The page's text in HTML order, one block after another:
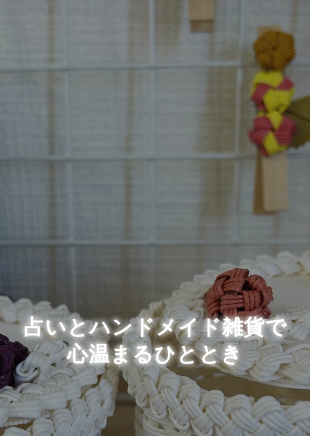
占いとハンドメイド雑貨で
心温まるひととき